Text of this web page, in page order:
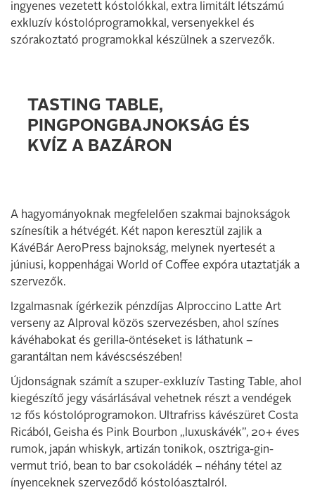
ingyenes vezetett kóstolókkal, extra limitált létszámú
exkluzív kóstolóprogramokkal, versenyekkel és
szórakoztató programokkal készülnek a szervezők.
TASTING TABLE,
PINGPONGBAJNOKSÁG ÉS
KVÍZ A BAZÁRON
A hagyományoknak megfelelően szakmai bajnokságok
színesítik a hétvégét. Két napon keresztül zajlik a
KávéBár AeroPress bajnokság, melynek nyertesét a
júniusi, koppenhágai World of Coffee expóra utaztatják a
szervezők.
Izgalmasnak ígérkezik pénzdíjas Alproccino Latte Art
verseny az Alproval közös szervezésben, ahol színes
kávéhabokat és gerilla-öntéseket is láthatunk –
garantáltan nem kávéscsészében!
Újdonságnak számít a szuper-exkluzív Tasting Table, ahol
kiegészítő jegy vásárlásával vehetnek részt a vendégek
12 fős kóstolóprogramokon. Ultrafriss kávészüret Costa
Ricából, Geisha és Pink Bourbon „luxuskávék”, 20+ éves
rumok, japán whiskyk, artizán tonikok, osztriga-gin-
vermut trió, bean to bar csokoládék – néhány tétel az
ínyenceknek szerveződő kóstolóasztalról.